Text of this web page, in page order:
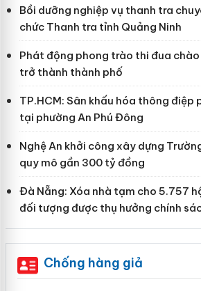
Bồi dưỡng nghiệp vụ thanh tra
chức Thanh tra tỉnh Quảng Ninh
Phát động phong trào thi đua chào
trở thành thành phố
TP.HCM: Sân khấu hóa thông điệp
tại phường An Phú Đông
Nghệ An khởi công xây dựng
quy mô gần 300 tỷ đồng
Đà Nẵng: Xóa nhà tạm cho 5.757
đối tượng được thụ hưởng chính
Chống hàng giả